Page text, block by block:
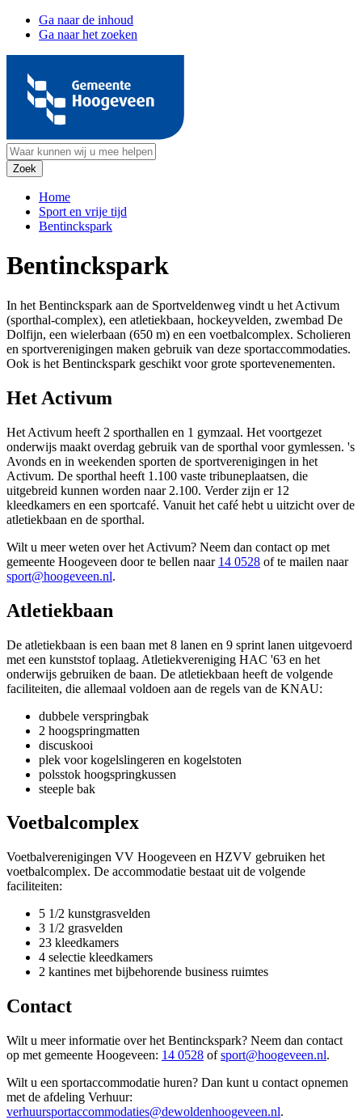
Ga naar de inhoud
Ga naar het zoeken
Home
Sport en vrije tijd
Bentinckspark
Bentinckspark
In het Bentinckspark aan de Sportveldenweg vindt u het Activum
(sporthal-complex), een atletiekbaan, hockeyvelden, zwembad De
Dolfijn, een wielerbaan (650 m) en een voetbalcomplex. Scholieren
en sportverenigingen maken gebruik van deze sportaccommodaties.
Ook is het Bentinckspark geschikt voor grote sportevenementen.
Het Activum
Het Activum heeft 2 sporthallen en 1 gymzaal. Het voortgezet
onderwijs maakt overdag gebruik van de sporthal voor gymlessen. 's
Avonds en in weekenden sporten de sportverenigingen in het
Activum. De sporthal heeft 1.100 vaste tribuneplaatsen, die
uitgebreid kunnen worden naar 2.100. Verder zijn er 12
kleedkamers en een sportcafé. Vanuit het café hebt u uitzicht over de
atletiekbaan en de sporthal.
Wilt u meer weten over het Activum? Neem dan contact op met
gemeente Hoogeveen door te bellen naar 14 0528 of te mailen naar
sport@hoogeveen.nl.
Atletiekbaan
De atletiekbaan is een baan met 8 lanen en 9 sprint lanen uitgevoerd
met een kunststof toplaag. Atletiekvereniging HAC '63 en het
onderwijs gebruiken de baan. De atletiekbaan heeft de volgende
faciliteiten, die allemaal voldoen aan de regels van de KNAU:
dubbele verspringbak
2 hoogspringmatten
discuskooi
plek voor kogelslingeren en kogelstoten
polsstok hoogspringkussen
steeple bak
Voetbalcomplex
Voetbalverenigingen VV Hoogeveen en HZVV gebruiken het
voetbalcomplex. De accommodatie bestaat uit de volgende
faciliteiten:
5 1/2 kunstgrasvelden
3 1/2 grasvelden
23 kleedkamers
4 selectie kleedkamers
2 kantines met bijbehorende business ruimtes
Contact
Wilt u meer informatie over het Bentinckspark? Neem dan contact
op met gemeente Hoogeveen: 14 0528 ofsport@hoogeveen.nl.
Wilt u een sportaccommodatie huren? Dan kunt u contact opnemen
met de afdeling Verhuur:
verhuursportaccommodaties@dewoldenhoogeveen.nl.